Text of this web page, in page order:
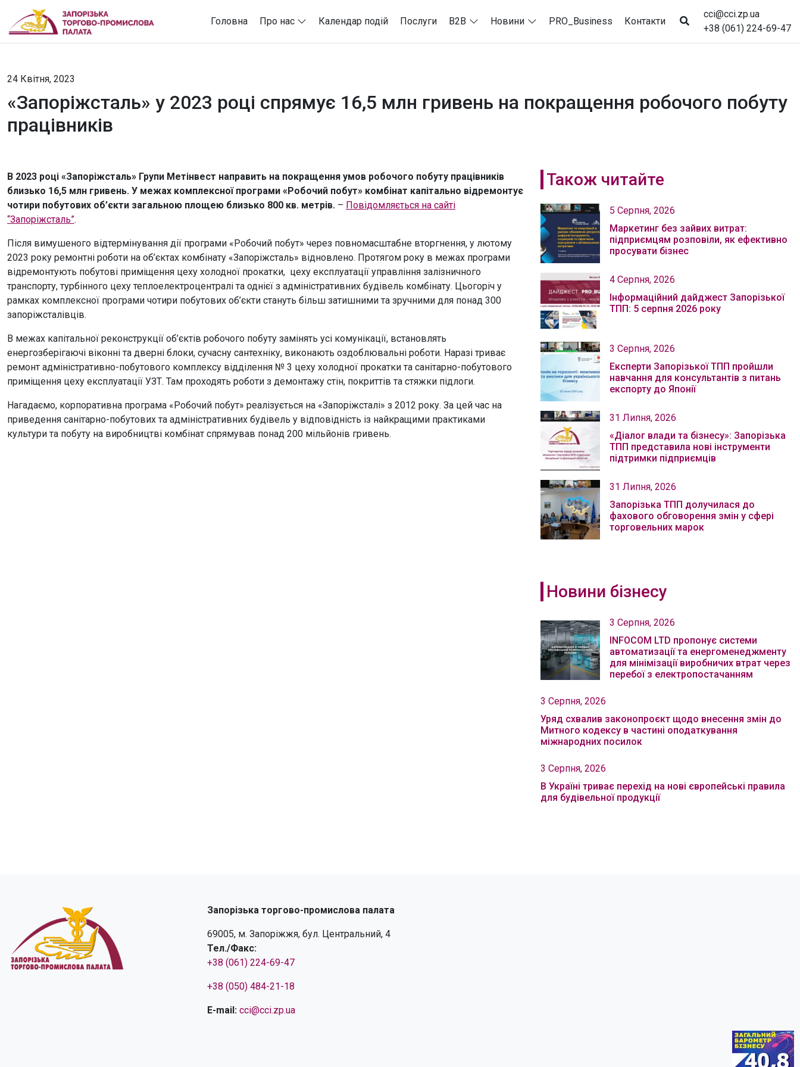
Головна Про нас Календар подій Послуги B2B Новини PRO_Business Контакти
cci@cci.zp.ua
+38 (061) 224-69-47
24 Квітня, 2023
«Запоріжсталь» у 2023 році спрямує 16,5 млн гривень на покращення робочого побуту
працівників
В 2023 році «Запоріжсталь» Групи Метінвест направить на покращення умов робочого побуту працівників
близько 16,5 млн гривень. У межах комплексної програми «Робочий побут» комбінат капітально відремонтує
чотири побутових об’єкти загальною площею близько 800 кв. метрів. – Повідомляється на сайті
“Запоріжсталь”.
Після вимушеного відтермінування дії програми «Робочий побут» через повномасштабне вторгнення, у лютому
2023 року ремонтні роботи на об’єктах комбінату «Запоріжсталь» відновлено. Протягом року в межах програми
відремонтують побутові приміщення цеху холодної прокатки, цеху експлуатації управління залізничного
транспорту, турбінного цеху теплоелектроцентралі та однієї з адміністративних будівель комбінату. Цьогоріч у
рамках комплексної програми чотири побутових об’єкти стануть більш затишними та зручними для понад 300
запоріжсталівців.
В межах капітальної реконструкції об’єктів робочого побуту замінять усі комунікації, встановлять
енергозберігаючі віконні та дверні блоки, сучасну сантехніку, виконають оздоблювальні роботи. Наразі триває
ремонт адміністративно-побутового комплексу відділення № 3 цеху холодної прокатки та санітарно-побутового
приміщення цеху експлуатації УЗТ. Там проходять роботи з демонтажу стін, покриттів та стяжки підлоги.
Нагадаємо, корпоративна програма «Робочий побут» реалізується на «Запоріжсталі» з 2012 року. За цей час на
приведення санітарно-побутових та адміністративних будівель у відповідність із найкращими практиками
культури та побуту на виробництві комбінат спрямував понад 200 мільйонів гривень.
Також читайте
5 Серпня, 2026
Маркетинг без зайвих витрат:
підприємцям розповіли, як ефективно
просувати бізнес
4 Серпня, 2026
Інформаційний дайджест Запорізької
ТПП: 5 серпня 2026 року
3 Серпня, 2026
Експерти Запорізької ТПП пройшли
навчання для консультантів з питань
експорту до Японії
31 Липня, 2026
«Діалог влади та бізнесу»: Запорізька
ТПП представила нові інструменти
підтримки підприємців
31 Липня, 2026
Запорізька ТПП долучилася до
фахового обговорення змін у сфері
торговельних марок
Новини бізнесу
3 Серпня, 2026
INFOCOM LTD пропонує системи
автоматизації та енергоменеджменту
для мінімізації виробничих втрат через
перебої з електропостачанням
3 Серпня, 2026
Уряд схвалив законопроєкт щодо внесення змін до
Митного кодексу в частині оподаткування
міжнародних посилок
3 Серпня, 2026
В Україні триває перехід на нові європейські правила
для будівельної продукції
Запорізька торгово-промислова палата
69005, м. Запоріжжя, бул. Центральний, 4
Тел./Факс:
+38 (061) 224-69-47
+38 (050) 484-21-18
E-mail: cci@cci.zp.ua